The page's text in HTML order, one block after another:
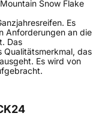
Snow Flake
Es
Anforderungen an die
Das
Qualitätsmerkmal, das
Es wird von